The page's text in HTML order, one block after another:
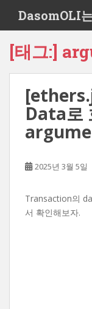
i
DasomOLI
[태그:]
Data로
2025년 3월 5일
Transaction의
서 확인해보자.